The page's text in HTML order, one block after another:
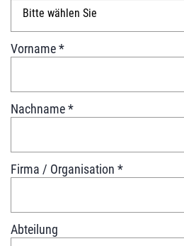
Bitte wählen Sie
Vorname*
Nachname*
Firma / Organisation *
Abteilung